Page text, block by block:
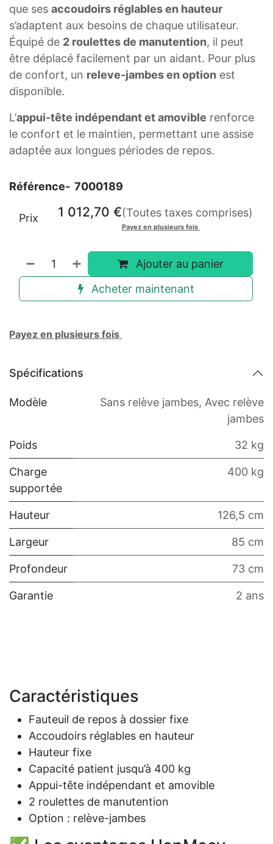
que ses accoudoirs réglables en hauteur
s’adaptent aux besoins de chaque utilisateur.
Équipé de 2 roulettes de manutention, il peut
être déplacé facilement par un aidant. Pour plus
de confort, un releve-jambes en option est
disponible.
L’appui-tête indépendant et amovible renforce
le confort et le maintien, permettant une assise
adaptée aux longues périodes de repos.
Référence- 7000189
Ajouter au panier
Acheter maintenant
Prix 1 012,70 €(Toutes taxes comprises)
Payez en plusieurs fois
Payez en plusieurs fois
Spécifications
Modèle Sans relève jambes, Avec relève
jambes
Poids 32 kg
Charge
supportée
400 kg
Hauteur 126,5 cm
Largeur 85 cm
Profondeur 73 cm
Garantie 2 ans
Caractéristiques
Fauteuil de repos à dossier fixe
Accoudoirs réglables en hauteur
Hauteur fixe
Capacité patient jusqu’à 400 kg
Appui-tête indépendant et amovible
2 roulettes de manutention
Option : relève-jambes